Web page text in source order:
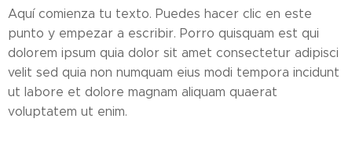
Aquí comienza tu texto. Puedes hacer clic en este
punto y empezar a escribir. Porro quisquam est qui
dolorem ipsum quia dolor sit amet consectetur adipisci
velit sed quia non numquam eius modi tempora incidunt
ut labore et dolore magnam aliquam quaerat
voluptatem ut enim.